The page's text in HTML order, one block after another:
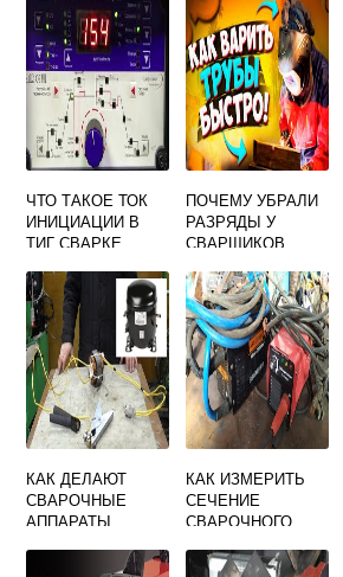
ЧТО ТАКОЕ ТОК
ИНИЦИАЦИИ В
ТИГ СВАРКЕ
ПОЧЕМУ УБРАЛИ
РАЗРЯДЫ У
СВАРЩИКОВ
КАК ДЕЛАЮТ
СВАРОЧНЫЕ
АППАРАТЫ
КАК ИЗМЕРИТЬ
СЕЧЕНИЕ
СВАРОЧНОГО
ДИАМЕТРУ